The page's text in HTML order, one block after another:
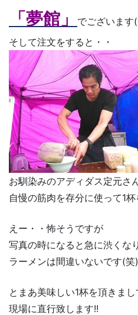
「夢館」
でございます
そして注文をすると・・
お馴染みのアディダス定元さ
自慢の筋肉を存分に使って1
えー・・怖そうですが
写真の時になると急に渋くな
ラーメンは間違いないです(笑)
とまあ美味しい1杯を頂きまし
現場に直行致します!!